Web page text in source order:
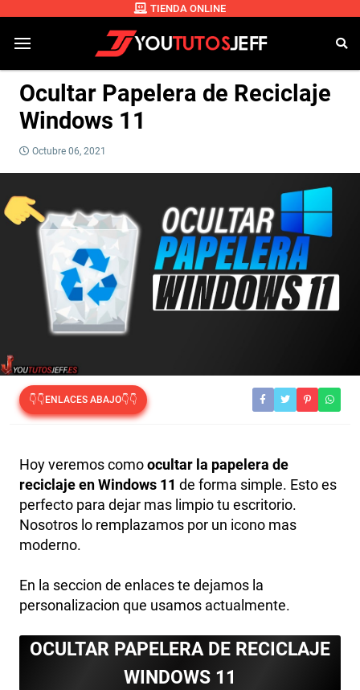
TIENDA ONLINE
Ocultar Papelera de Reciclaje
Windows 11
Octubre 06, 2021
👇👇ENLACES ABAJO👇👇
Hoy veremos comoocultar la papelera de
reciclaje en Windows 11 de forma simple. Esto es
perfecto para dejar mas limpio tu escritorio.
Nosotros lo remplazamos por un icono mas
moderno.
En la seccion de enlaces te dejamos la
personalizacion que usamos actualmente.
OCULTAR PAPELERA DE RECICLAJE
WINDOWS 11